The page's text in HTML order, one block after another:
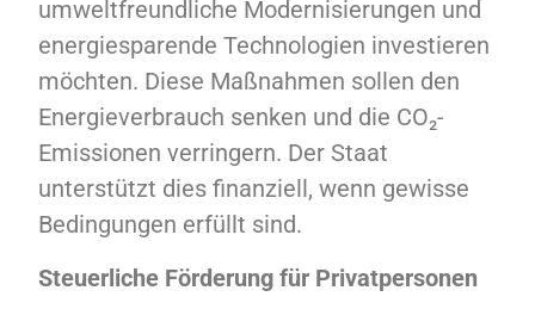
umweltfreundliche Modernisierungen und
energiesparende Technologien investieren
möchten. Diese Maßnahmen sollen den
Energieverbrauch senken und die CO₂-
Emissionen verringern. Der Staat
unterstützt dies finanziell, wenn gewisse
Bedingungen erfüllt sind.
Steuerliche Förderung für Privatpersonen